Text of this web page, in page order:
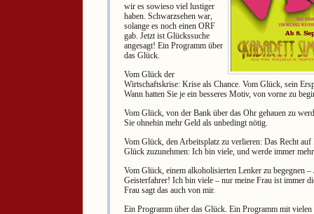
wir es sowieso viel lustiger
haben. Schwarzsehen war,
solange es noch einen ORF
gab. Jetzt ist Glückssuche
angesagt! Ein Programm über
das Glück.
Vom Glück der
Wirtschaftskrise: Krise als Chance. Vom Glück, sein
Wann hatten Sie je ein besseres Motiv, von vorne zu
Vom Glück, von der Bank über das Ohr gehauen zu
Sie ohnehin mehr Geld als unbedingt nötig.
Vom Glück, den Arbeitsplatz zu verlieren: Das Recht auf
Glück zuzunehmen: Ich bin viele, und werde immer
Vom Glück, einem alkoholisierten Lenker zu begegnen –
Geisterfahrer! Ich bin viele – nur meine Frau ist immer
Frau sagt das auch von mir.
Ein Programm über das Glück. Ein Programm mit